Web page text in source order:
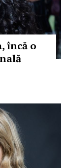
încă o